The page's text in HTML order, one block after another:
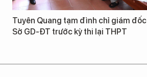
Tuyên Quang tạm đình chỉ giám đốc
Sở GD-ĐT trước kỳ thi lại THPT